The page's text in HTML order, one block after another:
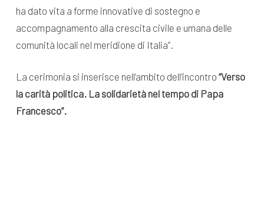
ha dato vita a forme innovative di sostegno e
accompagnamento alla crescita civile e umana delle
comunità locali nel meridione di Italia”.
La cerimonia si inserisce nell’ambito dell’incontro “Verso
la carità politica. La solidarietà nel tempo di Papa
Francesco”.